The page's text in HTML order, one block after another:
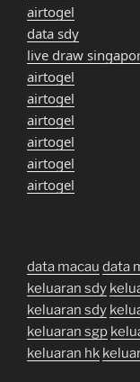
airtogel
data sdy
live draw
airtogel
airtogel
airtogel
airtogel
airtogel
airtogel
data macau data
keluaran sdy
keluaran sdy
keluaran sgp
keluaran hk